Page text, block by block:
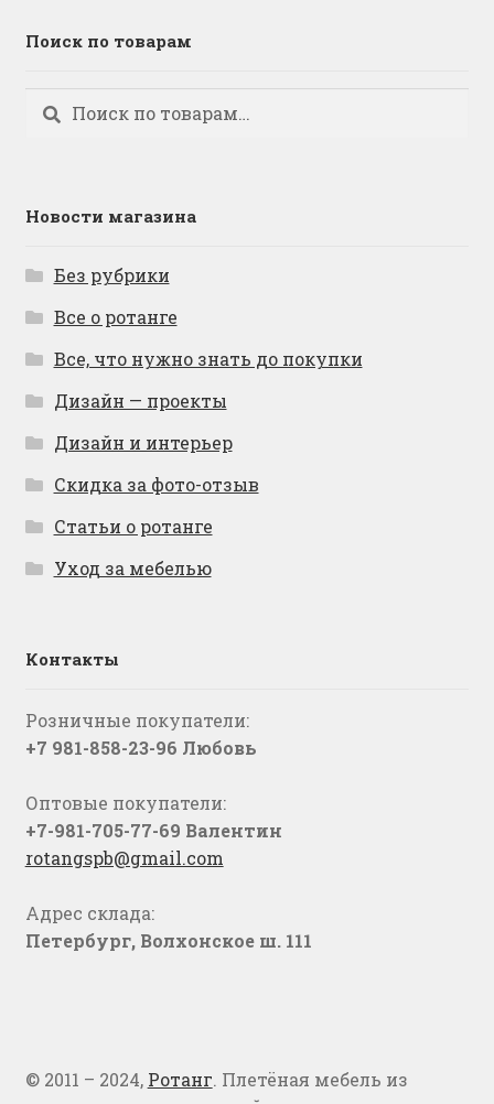
Поиск по товарам
Искать:
Поиск
Новости магазина
Без рубрики
Все о ротанге
Все, что нужно знать до покупки
Дизайн — проекты
Дизайн и интерьер
Скидка за фото-отзыв
Статьи о ротанге
Уход за мебелью
Контакты
Розничные покупатели:
+7 981-858-23-96 Любовь
Оптовые покупатели:
+7-981-705-77-69 Валентин
rotangspb@gmail.com
Адрес склада:
Петербург, Волхонское ш. 111
© 2011 – 2024, Ротанг. Плетёная мебель из